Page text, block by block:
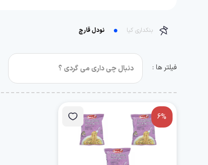
بنکداری کیا نودل قارچ
فیلتر ها :
6%